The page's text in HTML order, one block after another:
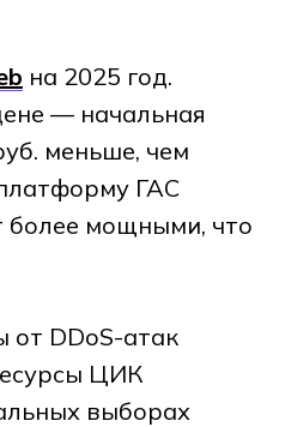
на 2025 год.
— начальная
меньше, чем
ГАС
более мощными, что
от DDoS-атак
ЦИК
выборах